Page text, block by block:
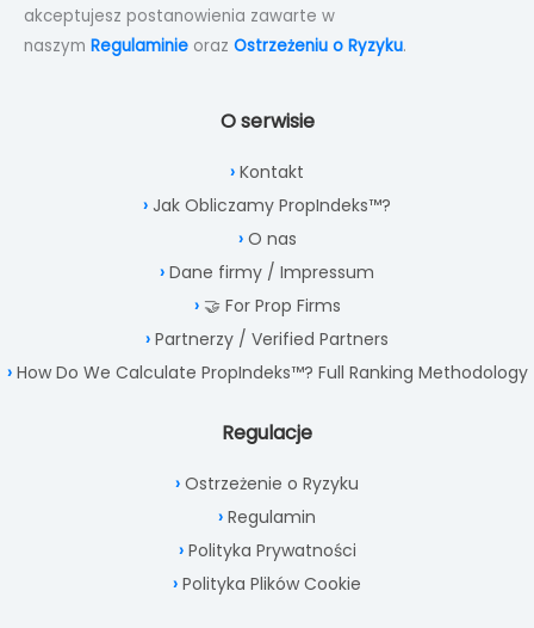
akceptujesz postanowienia zawarte w
naszym Regulaminie oraz Ostrzeżeniu o Ryzyku.
O serwisie
Kontakt
Jak Obliczamy PropIndeks™?
O nas
Dane firmy / Impressum
🤝 For Prop Firms
Partnerzy / Verified Partners
How Do We Calculate PropIndeks™? Full Ranking Methodology
Regulacje
Ostrzeżenie o Ryzyku
Regulamin
Polityka Prywatności
Polityka Plików Cookie